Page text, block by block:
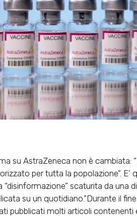
su AstraZeneca non è
per tutta la popolazione”. E’
“disinformazione” scaturita da una
su un quotidiano.”Durante il
pubblicati molti articoli